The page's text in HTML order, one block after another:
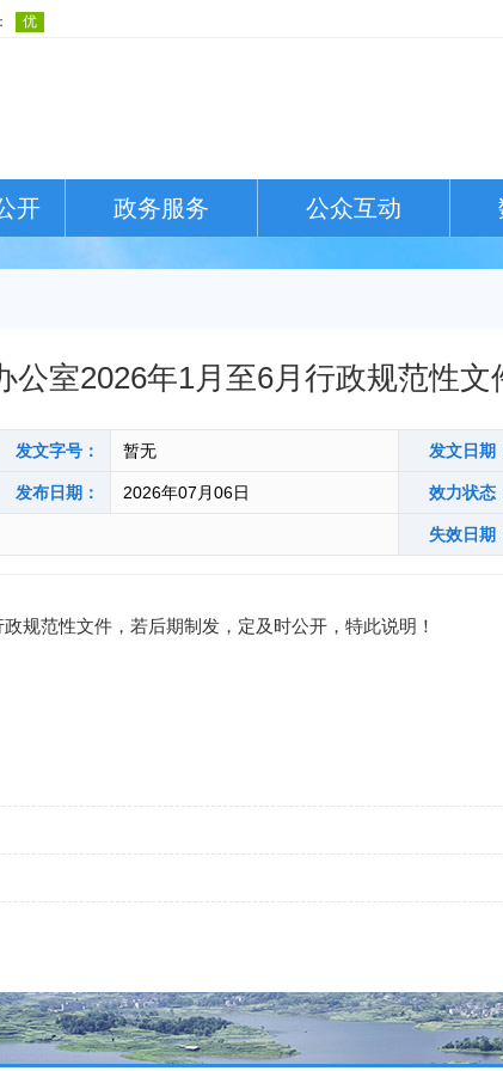
开 政务服务 公众互动
公室2026年1月至6月行政规范性文
发文字号： 暂无 发文日期
发布日期： 2026年07月06日 效力状态
失效日期
范性文件，若后期制发，定及时公开，特此说明！